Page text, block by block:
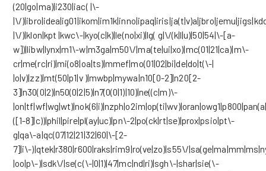
(20|go|ma)|i230|iac( |\-
|\/
|\/)|klon|kpt |kwc\-|kyo(c|k)|le(no|xi)|lg( g|\/(k|l|u)|50|54|\-[a-
w])|libw|lynx|m1\-w|m3ga|m50\/|ma(te|ui|xo)|mc(01|21|ca)|m\-
cr|me(rc|ri)|mi(o8|oa|ts)|mmef|mo(01|02|bi|de|do|t(\-|
|o|v)|zz)|mt(50|p1|v )|mwbp|mywa|n10[0-2]|n20[2-
3]|n30(0|2)|n50(0|2|5)|n7(0(0|1)|10)|ne((c|m)\-
([1-8]|c))|phil|pire|pl(ay|uc)|pn\-2|po(ck|rt|se)|prox|psio|pt\-
g|qa\-a|qc(07|12|21|32|60|\-[2-
7]|i\-)|qtek|r380|r600|raks|rim9|ro(ve|zo)|s55\/
|oo|p\-)|sdk\/|se(c(\-|0|1)|47|mc|nd|ri)|sgh\-|shar|sie(\-